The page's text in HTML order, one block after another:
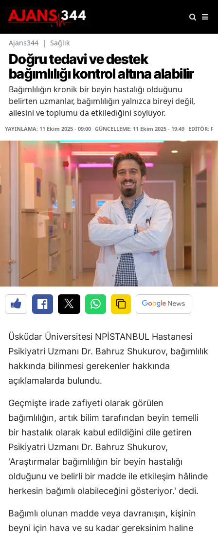
Ajans344 | Sağlık
Doğru tedavi ve destek
bağımlılığı kontrol altına alabilir
Bağımlılığın kronik bir beyin hastalığı olduğunu
belirten uzmanlar, bağımlılığın yalnızca bireyi değil,
ailesini ve toplumu da etkilediğini söylüyor.
YAYINLAMA: 11 Ekim 2025 - 09:00 GÜNCELLEME: 11 Ekim 2025 - 19:49 EDİTÖR:
Üsküdar Üniversitesi NPİSTANBUL Hastanesi
Psikiyatri Uzmanı Dr. Bahruz Shukurov, bağımlılık
hakkında bilinmesi gerekenler hakkında
açıklamalarda bulundu.
Geçmişte irade zafiyeti olarak görülen
bağımlılığın, artık bilim tarafından beyin temelli
bir hastalık olarak kabul edildiğini dile getiren
Psikiyatri Uzmanı Dr. Bahruz Shukurov,
'Araştırmalar bağımlılığın bir beyin hastalığı
olduğunu ve belirli bir madde ile etkileşim hâlinde
herkesin bağımlı olabileceğini gösteriyor.' dedi.
Bağımlı olunan madde veya davranışın, kişinin
beyni için hava ve su kadar gereksinim haline